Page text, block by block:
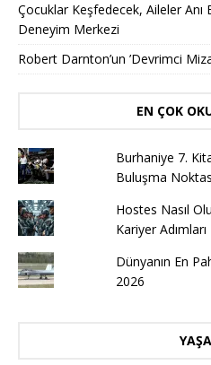
Çocuklar Keşfedecek, Aileler
Deneyim Merkezi
Robert Darnton’un ’Devrimci
EN ÇOK
Burhaniye 7.
Buluşma
Hostes Nasıl
Kariyer Adımları
Dünyanın En
2026